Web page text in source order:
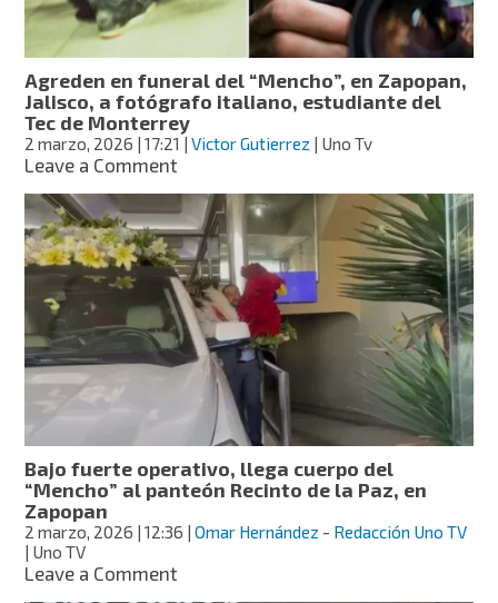
exlíder
CJNG
Agreden en funeral del “Mencho”, en Zapopan,
Jalisco, a fotógrafo italiano, estudiante del
Tec de Monterrey
2 marzo, 2026 | 17:21 |Victor Gutierrez | Uno Tv
Leave a Commenton
en
funeral
del
“Mencho”,
en
Zapopan,
Jalisco,
a
fotógrafo
italiano,
estudiante
del
Tec
de
Bajo fuerte operativo, llega cuerpo del
“Mencho” al panteón Recinto de la Paz, en
Zapopan
2 marzo, 2026 | 12:36 |Omar Hernández - Redacción Uno TV
| Uno TV
Leave a Commenton